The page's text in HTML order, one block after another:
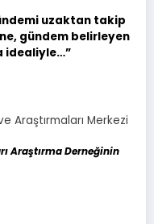
uzaktan takip
gündem belirleyen
idealiyle…”
Araştırmaları Merkezi
Araştırma Derneğinin